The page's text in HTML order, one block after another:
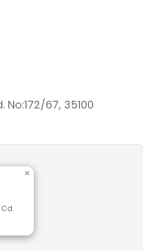
Ar-Ge ve inovasyon
No:172/67, 35100
Cd.
×